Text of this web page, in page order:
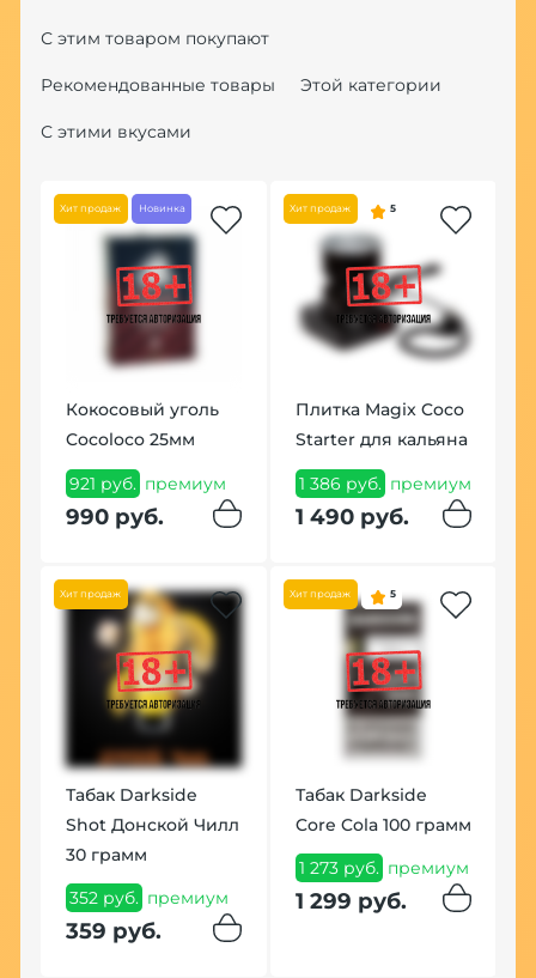
С этим товаром покупают
Рекомендованные товары Этой категории
С этими вкусами
Хит продаж Новинка
Кокосовый уголь
Cocoloco 25мм
921 руб. премиум
990 руб.
Хит продаж 5
Плитка Magix Coco
Starter для кальяна
1 386 руб. премиум
1 490 руб.
Хит продаж
Табак Darkside
Shot Донской Чилл
30 грамм
352 руб. премиум
359 руб.
Хит продаж 5
Табак Darkside
Core Cola 100 грамм
1 273 руб. премиум
1 299 руб.